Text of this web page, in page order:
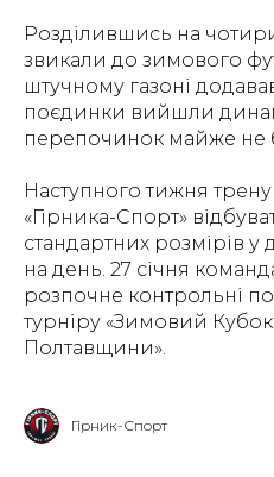
Розділившись на
звикали до зимового
штучному газоні
поєдинки вийшли
перепочинок майже не
Наступного тижня
«Гірника-Спорт»
стандартних розмірів
на день. 27 січня
розпочне контрольні
турніру «Зимовий Кубок
Полтавщини».
Гірник-Спорт